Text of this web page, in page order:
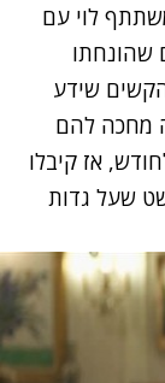
לוי עם
שהונחתו
שידע
מחכה להם
הקרבות. זו נחתה עליהם ב-15 לחודש, אז קיבלו
שעל גדות